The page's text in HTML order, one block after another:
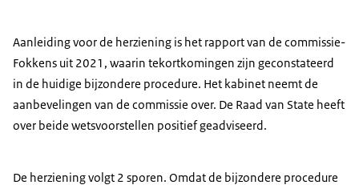
Aanleiding voor de herziening is het rapport van de commissie-
Fokkens uit 2021, waarin tekortkomingen zijn geconstateerd
in de huidige bijzondere procedure. Het kabinet neemt de
aanbevelingen van de commissie over. De Raad van State heeft
over beide wetsvoorstellen positief geadviseerd.
De herziening volgt 2 sporen. Omdat de bijzondere procedure